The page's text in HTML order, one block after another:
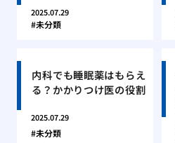
2025.07.29
未分類
内科でも睡眠薬はもらえ
る？かかりつけ医の役割
2025.07.29
未分類